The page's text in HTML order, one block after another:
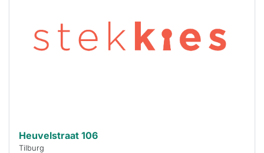
binnen 15
minuten
reageren.
Stekkies helpt
Heuvelstraat 106
Tilburg